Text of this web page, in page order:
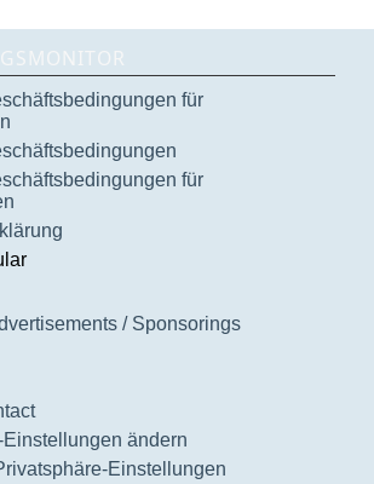
für
für
/ Sponsorings
ändern
Einstellungen